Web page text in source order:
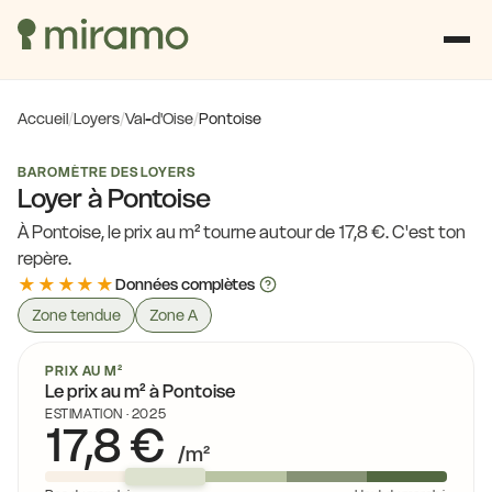
Accueil/Loyers/Val-d'Oise/Pontoise
BAROMÈTRE DES LOYERS
Loyer à Pontoise
À Pontoise, le prix au m² tourne autour de 17,8 €. C'est ton
repère.
★★★★★Données complètes
Zone tendue
Zone A
PRIX AU M²
Le prix au m² à Pontoise
ESTIMATION · 2025
17,8 € /m²